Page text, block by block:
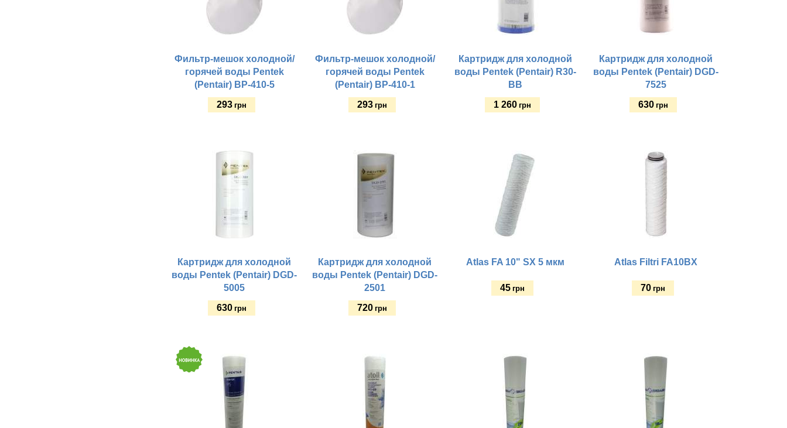
Фильтр-мешок холодной/
горячей воды Pentek
(Pentair) BP-410-5
293 грн
Фильтр-мешок холодной/
горячей воды Pentek
(Pentair) BP-410-1
293 грн
Картридж для холодной
воды Pentek (Pentair) R30-
BB
1 260 грн
Картридж для холодной
воды Pentek (Pentair) DGD-
7525
630 грн
Картридж для холодной
воды Pentek (Pentair) DGD-
5005
630 грн
Картридж для холодной
воды Pentek (Pentair) DGD-
2501
720 грн
Atlas FA 10" SX 5 мкм
45 грн
Atlas Filtri FA10BX
70 грн